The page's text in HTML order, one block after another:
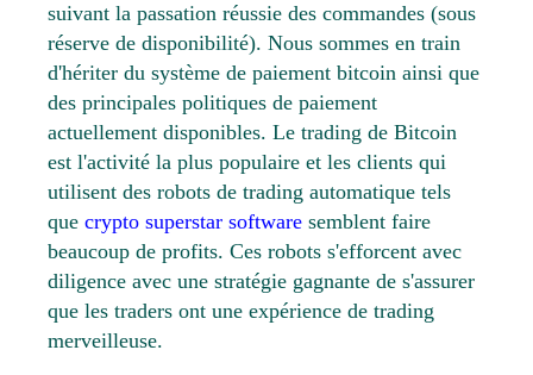
suivant la passation réussie des commandes (sous
réserve de disponibilité). Nous sommes en train
d'hériter du système de paiement bitcoin ainsi que
des principales politiques de paiement
actuellement disponibles. Le trading de Bitcoin
est l'activité la plus populaire et les clients qui
utilisent des robots de trading automatique tels
que crypto superstar software semblent faire
beaucoup de profits. Ces robots s'efforcent avec
diligence avec une stratégie gagnante de s'assurer
que les traders ont une expérience de trading
merveilleuse.